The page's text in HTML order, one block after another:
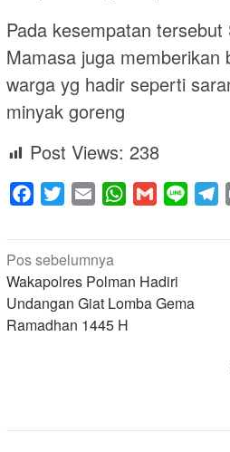
Pada kesempatan
Mamasa juga memberikan
warga yg hadir seperti
minyak goreng
Post Views: 238
Facebook
Twitter Email WhatsApp
Gmail Line
Navigasi
pos
Pos sebelumnya
Wakapolres Polman Hadiri
Undangan Giat Lomba Gema
Ramadhan 1445 H